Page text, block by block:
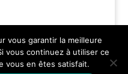
– Medicica Sàrl – tous
vous garantir la meilleure
vous continuez à utiliser ce
vous en êtes satisfait.